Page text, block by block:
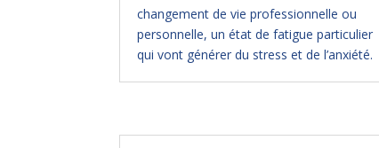
changement de vie professionnelle ou
personnelle, un état de fatigue particulier
qui vont générer du stress et de l’anxiété.